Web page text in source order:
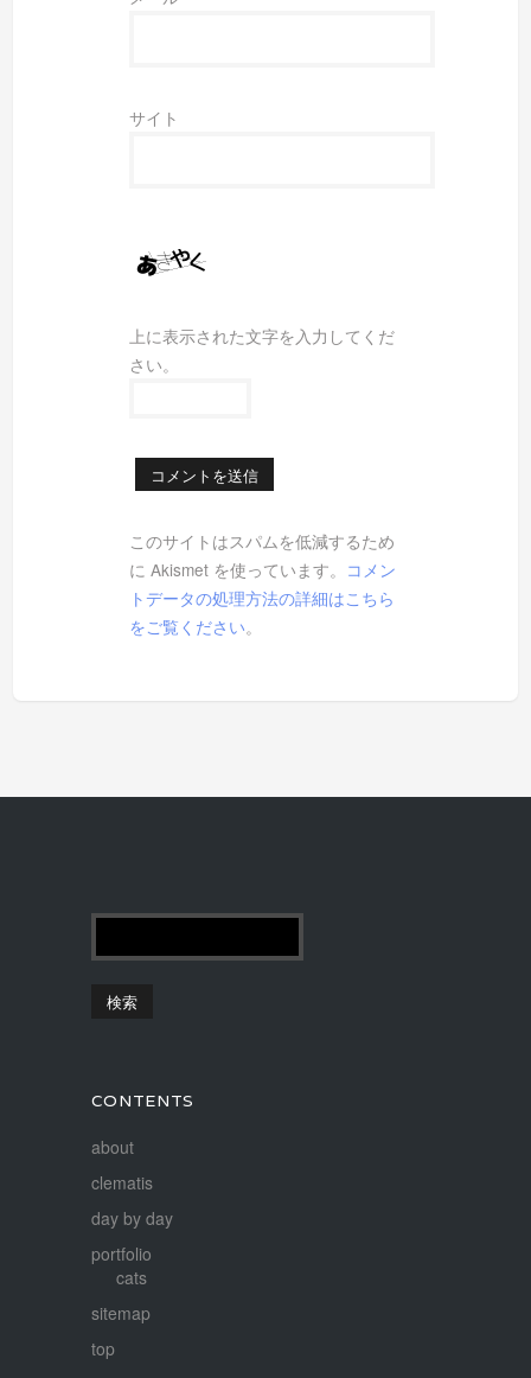
サイト
上に表示された文字を入力してくだ
さい。
このサイトはスパムを低減するため
に Akismet を使っています。 コメン
トデータの処理方法の詳細はこちら
をご覧ください。
CONTENTS
about
clematis
day by day
portfolio
cats
sitemap
top